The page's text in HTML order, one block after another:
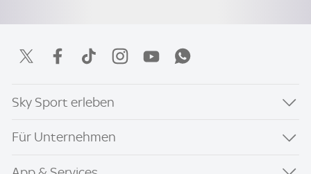
Sky Sport erleben
Für Unternehmen